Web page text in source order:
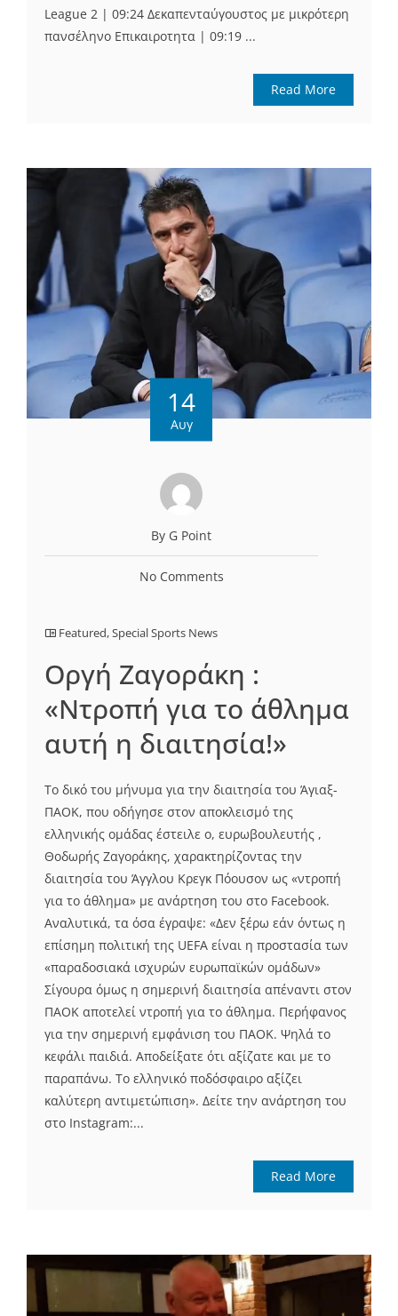
League 2 | 09:24 Δεκαπενταύγουστος με μικρότερη
πανσέληνο Επικαιροτητα | 09:19 ...
Read More
14
Αυγ
By G Point
No Comments
Featured,Special Sports News
Oργή Ζαγοράκη :
«Ντροπή για το άθλημα
αυτή η διαιτησία!»
Το δικό του μήνυμα για την διαιτησία του Άγιαξ-
ΠΑΟΚ, που οδήγησε στον αποκλεισμό της
ελληνικής ομάδας έστειλε ο, ευρωβουλευτής ,
Θοδωρής Ζαγοράκης, χαρακτηρίζοντας την
διαιτησία του Άγγλου Κρεγκ Πόουσον ως «ντροπή
για το άθλημα» με ανάρτηση του στο Facebook.
Αναλυτικά, τα όσα έγραψε: «Δεν ξέρω εάν όντως η
επίσημη πολιτική της UEFA είναι η προστασία των
«παραδοσιακά ισχυρών ευρωπαϊκών ομάδων»
Σίγουρα όμως η σημερινή διαιτησία απέναντι στον
ΠΑΟΚ αποτελεί ντροπή για το άθλημα. Περήφανος
για την σημερινή εμφάνιση του ΠΑΟΚ. Ψηλά το
κεφάλι παιδιά. Αποδείξατε ότι αξίζατε και με το
παραπάνω. Το ελληνικό ποδόσφαιρο αξίζει
καλύτερη αντιμετώπιση». Δείτε την ανάρτηση του
στο Instagram:...
Read More